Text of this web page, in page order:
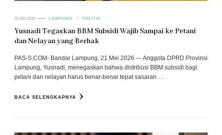
22 MEI 2026 LAMPUNG POLITIK
Yusnadi Tegaskan BBM Subsidi Wajib Sampai ke Petani
dan Nelayan yang Berhak
PAS-S.COM- Bandar Lampung, 21 Mei 2026 — Anggota DPRD Provinsi
Lampung, Yusnadi, menegaskan bahwa distribusi BBM subsidi bagi
petani dan nelayan harus benar-benar tepat sasaran …
BACA SELENGKAPNYA